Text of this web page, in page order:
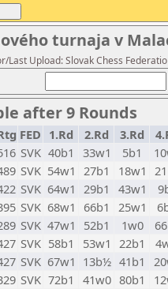
turnaja v
Last Upload: Slovak Chess
after 9 Rounds
FED 1.Rd 2.Rd 3.Rd
SVK 40b1 33w1 5b1
SVK 54w1 27b1 18w1
SVK 64w1 29b1 43w1
SVK 68w1 66b1 25w1
SVK 47w1 52b1 1w0
SVK 58b1 53w1 22b1
SVK 67w1 13b½ 41b1
SVK 72b1 41w0 80b1